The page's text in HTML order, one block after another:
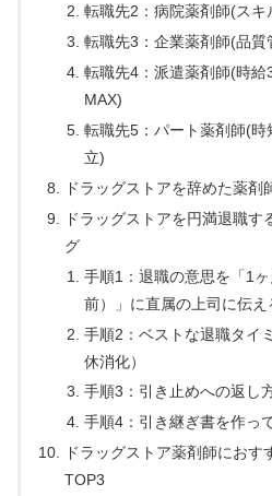
転職先2：病院薬剤師(スキ
転職先3：企業薬剤師(品
転職先4：派遣薬剤師(時
MAX)
転職先5：パート薬剤師(
立)
ドラッグストアを辞めた薬剤
ドラッグストアを円満退職す
グ
手順1：退職の意思を「1
前）」に直属の上司に伝え
手順2：ベストな退職タイ
休消化）
手順3：引き止めへの返し
手順4：引き継ぎ書を作っ
ドラッグストア薬剤師におす
TOP3